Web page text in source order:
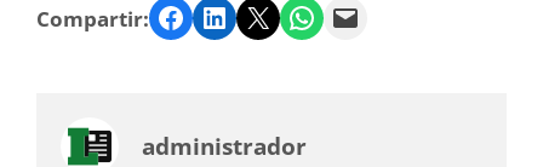
Compartir: Facebook LinkedIn Twitter WhatsApp Email
administrador